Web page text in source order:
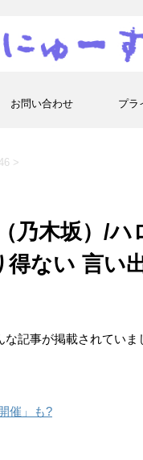
お問い合わせ プラ
>
乃木坂）/ハ
得ない 言い
記事が掲載されていま
催」も?